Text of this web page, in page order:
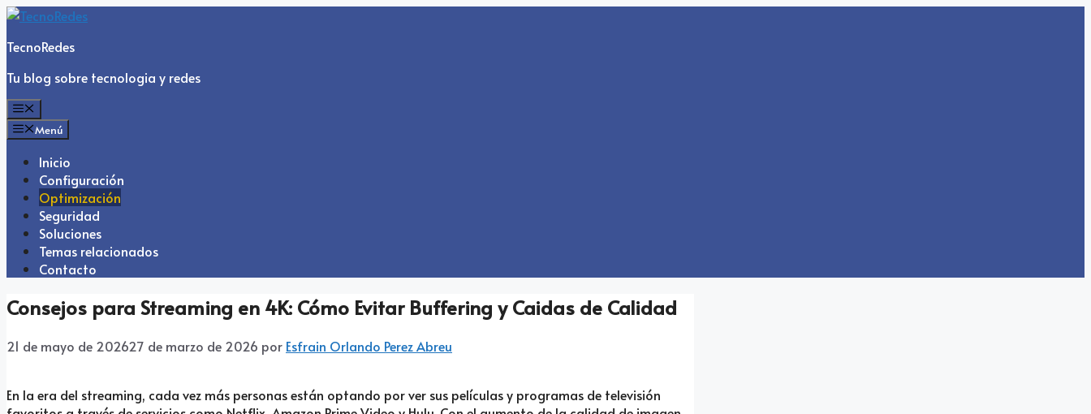
Saltar
contenido
TecnoRedes
Tu blog sobre tecnologia y redes
Menú
Inicio
Configuración
Optimización
Seguridad
Soluciones
Temas relacionados
Contacto
Consejos para Streaming en 4K: Cómo Evitar Buffering y Caidas de Calidad
21 de mayo de 202627 de marzo de 2026 por Esfrain Orlando Perez Abreu
En la era del streaming, cada vez más personas están optando por ver sus películas y programas de televisión